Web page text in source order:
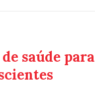
saúde para